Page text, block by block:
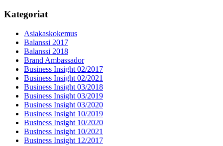
Kategoriat
Asiakaskokemus
Balanssi 2017
Balanssi 2018
Brand Ambassador
Business Insight 02/2017
Business Insight 02/2021
Business Insight 03/2018
Business Insight 03/2019
Business Insight 03/2020
Business Insight 10/2019
Business Insight 10/2020
Business Insight 10/2021
Business Insight 12/2017